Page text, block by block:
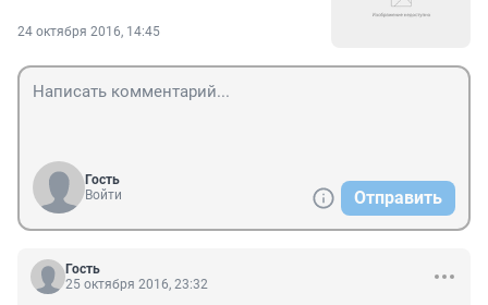
24 октября 2016, 14:45
Гость
Войти
Отправить
Гость
25 октября 2016, 23:32